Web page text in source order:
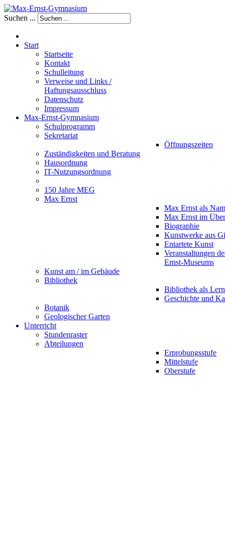
Suchen ...
Start
Startseite
Kontakt
Schulleitung
Verweise und Links /
Haftungsausschluss
Datenschutz
Impressum
Max-Ernst-Gymnasium
Schulprogramm
Sekretariat
Öffnungszeiten
Zuständigkeiten und Beratung
Hausordnung
IT-Nutzungsordnung
150 Jahre MEG
Max Ernst
Max Ernst als
Max Ernst im
Biographie
Kunstwerke aus
Entartete Kunst
Veranstaltungen
Ernst-Museums
Kunst am / im Gebäude
Bibliothek
Bibliothek als
Geschichte und
Botanik
Geologischer Garten
Unterricht
Stundenraster
Abteilungen
Erprobungsstufe
Mittelstufe
Oberstufe